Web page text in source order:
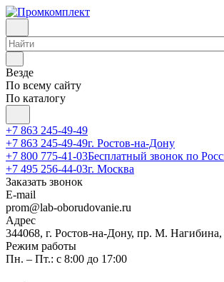
Везде
По всему сайту
По каталогу
+7 863 245-49-49
+7 863 245-49-49г. Ростов-на-Дону
+7 800 775-41-03Бесплатный звонок по
+7 495 256-44-03г. Москва
Заказать звонок
E-mail
prom@lab-oborudovanie.ru
Адрес
344068, г. Ростов-на-Дону, пр. М.
Режим работы
Пн. – Пт.: с 8:00 до 17:00